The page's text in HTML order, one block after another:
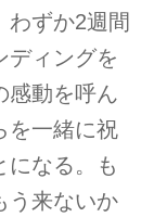
わずか2週間
ディングを
感動を呼ん
を一緒に祝
になる。も
う来ないか